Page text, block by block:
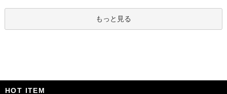
もっと見る
HOT ITEM